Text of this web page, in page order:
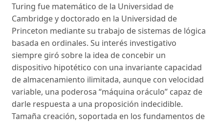
Turing fue matemático de la Universidad de
Cambridge y doctorado en la Universidad de
Princeton mediante su trabajo de sistemas de lógica
basada en ordinales. Su interés investigativo
siempre giró sobre la idea de concebir un
dispositivo hipotético con una invariante capacidad
de almacenamiento ilimitada, aunque con velocidad
variable, una poderosa “máquina oráculo” capaz de
darle respuesta a una proposición indecidible.
Tamaña creación, soportada en los fundamentos de